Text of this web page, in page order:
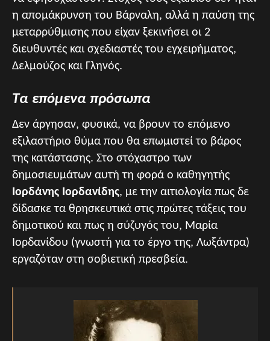
η απομάκρυνση του Βάρναλη, αλλά η παύση της
μεταρρύθμισης που είχαν ξεκινήσει οι 2
διευθυντές και σχεδιαστές του εγχειρήματος,
Δελμούζος και Γληνός.
Τα επόμενα πρόσωπα
Δεν άργησαν, φυσικά, να βρουν το επόμενο
εξιλαστήριο θύμα που θα επωμιστεί το βάρος
της κατάστασης. Στο στόχαστρο των
δημοσιευμάτων αυτή τη φορά ο καθηγητής
Ιορδάνης Ιορδανίδης, με την αιτιολογία πως δε
δίδασκε τα θρησκευτικά στις πρώτες τάξεις του
δημοτικού και πως η σύζυγός του, Μαρία
Ιορδανίδου (γνωστή για το έργο της, Λωξάντρα)
εργαζόταν στη σοβιετική πρεσβεία.